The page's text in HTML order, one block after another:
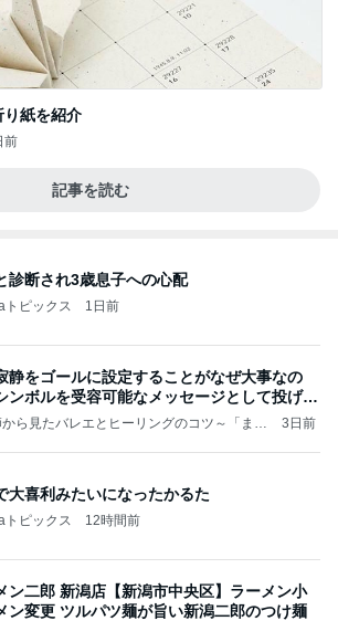
り紙を紹介
前
記事を読む
診断され3歳息子への心配
トピックス 1日前
静をゴールに設定することがなぜ大事なの
ンボルを受容可能なメッセージとして投げる
ら見たバレエとヒーリングのコツ～「まと
3日前
大喜利みたいになったかるた
トピックス 12時間前
ン二郎 新潟店【新潟市中央区】ラーメン小
ン変更 ツルパツ麺が旨い新潟二郎のつけ麺